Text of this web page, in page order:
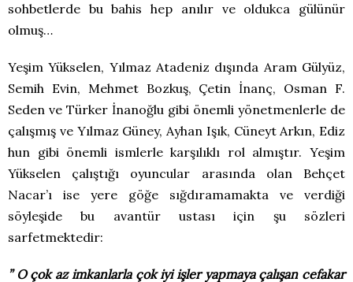
sohbetlerde bu bahis hep anılır ve oldukca gülünür
olmuş…
Yeşim Yükselen, Yılmaz Atadeniz dışında Aram Gülyüz,
Semih Evin, Mehmet Bozkuş, Çetin İnanç, Osman F.
Seden ve Türker İnanoğlu gibi önemli yönetmenlerle de
çalışmış ve Yılmaz Güney, Ayhan Işık, Cüneyt Arkın, Ediz
hun gibi önemli ismlerle karşılıklı rol almıştır. Yeşim
Yükselen çalıştığı oyuncular arasında olan Behçet
Nacar’ı ise yere göğe sığdıramamakta ve verdiği
söyleşide bu avantür ustası için şu sözleri
sarfetmektedir:
” O çok az imkanlarla çok iyi işler yapmaya çalışan cefakar